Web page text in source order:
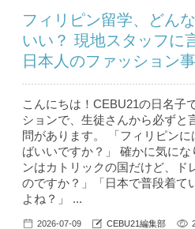
フィリピン留学、どん
いい？ 現地スタッフに
日本人のファッション
こんにちは！CEBU21の日名子
ションで、生徒さんから必ずと
問があります。 「フィリピン
ばいいですか？」 確かに気に
ンはカトリックの国だけど、ド
のですか？」「日本で普段着て
よね？」 ...
2026-07-09 CEBU21編集部